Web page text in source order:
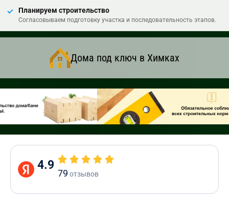
Планируем строительство
Согласовываем подготовку участка и последовательность этапов.
Дома под ключ в Химках
4.9
79 отзывов